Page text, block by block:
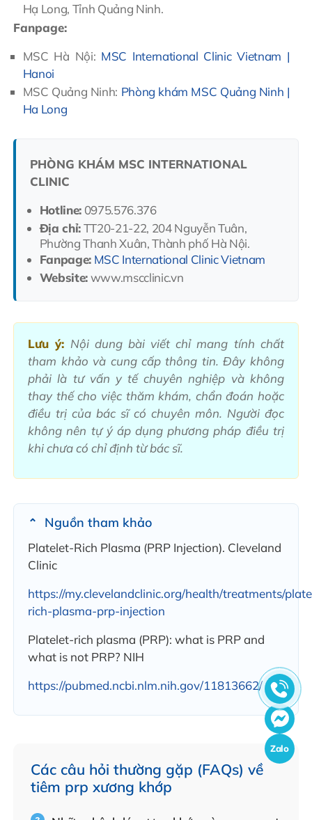
Hạ Long, Tỉnh Quảng Ninh.
Fanpage:
MSC Hà Nội: MSC International Clinic Vietnam |
Hanoi
MSC Quảng Ninh: Phòng khám MSC Quảng Ninh |
Ha Long
PHÒNG KHÁM MSC INTERNATIONAL
CLINIC
Hotline:0975.576.376
Địa chỉ:TT20-21-22, 204 Nguyễn Tuân,
Phường Thanh Xuân, Thành phố Hà Nội.
Fanpage: MSC International Clinic Vietnam
Website:www.mscclinic.vn
Lưu ý: Nội dung bài viết chỉ mang tính chất
tham khảo và cung cấp thông tin. Đây không
phải là tư vấn y tế chuyên nghiệp và không
thay thế cho việc thăm khám, chẩn đoán hoặc
điều trị của bác sĩ có chuyên môn. Người đọc
không nên tự ý áp dụng phương pháp điều trị
khi chưa có chỉ định từ bác sĩ.
Nguồn tham khảo
Platelet-Rich Plasma (PRP Injection). Cleveland
Clinic
https://my.clevelandclinic.org/health/treatments/
rich-plasma-prp-injection
Platelet-rich plasma (PRP): what is PRP and
what is not PRP? NIH
https://pubmed.ncbi.nlm.nih.gov/11813662/
Các câu hỏi thường gặp (FAQs) về
tiêm prp xương khớp
Zalo